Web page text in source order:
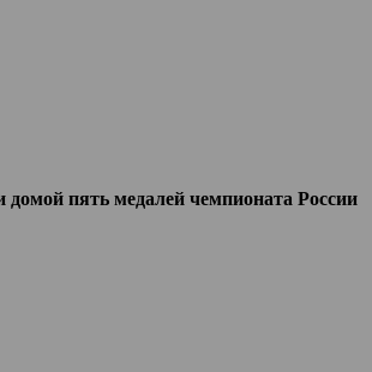
домой пять медалей чемпионата России